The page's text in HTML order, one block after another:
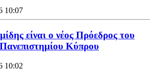
10:07
είναι ο νέος Πρόεδρος του
Κύπρου
10:02